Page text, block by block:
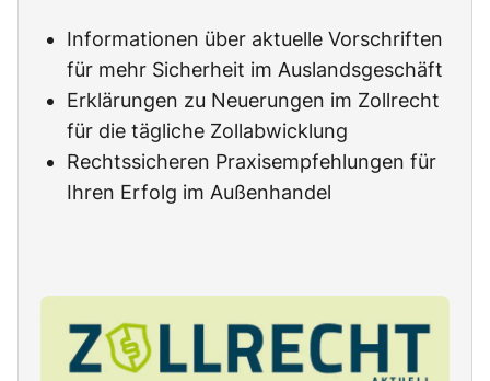
Informationen über aktuelle Vorschriften
für mehr Sicherheit im Auslandsgeschäft
Erklärungen zu Neuerungen im Zollrecht
für die tägliche Zollabwicklung
Rechtssicheren Praxisempfehlungen für
Ihren Erfolg im Außenhandel